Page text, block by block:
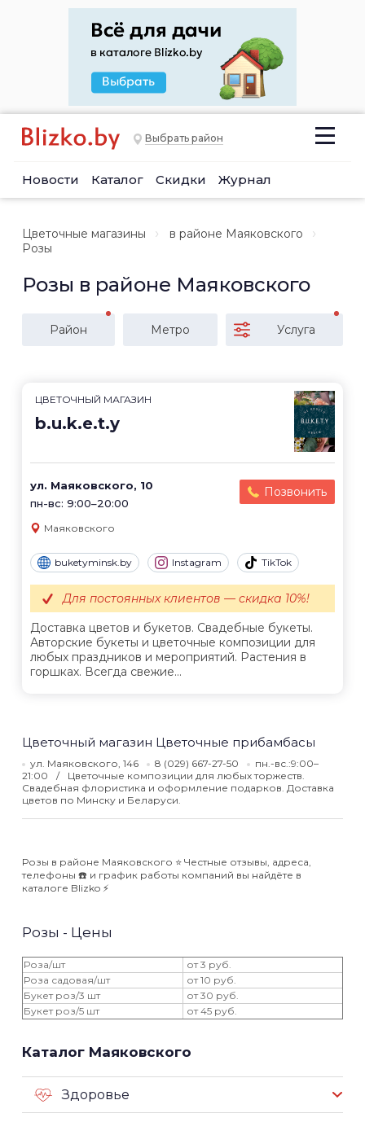
Выбрать район
Новости Каталог Скидки Журнал
Цветочные магазины
в районе Маяковского
Розы
Розы в районе Маяковского
Район Метро Услуга
ЦВЕТОЧНЫЙ МАГАЗИН
b.u.k.e.t.y
ул. Маяковского, 10
пн-вс: 9:00–20:00
Позвонить
Маяковского
buketyminsk.by Instagram TikTok
Доставка цветов и букетов. Свадебные букеты.
Авторские букеты и цветочные композиции для
любых праздников и мероприятий. Растения в
горшках. Всегда свежие...
Для постоянных клиентов — скидка 10%!
Цветочный магазин Цветочные прибамбасы
ул. Маяковского, 146 8 (029) 667-27-50
пн.-вс.:9:00–
21:00
Цветочные композиции для любых торжеств.
Свадебная флористика и оформление подарков. Доставка
цветов по Минску и Беларуси.
Розы в районе Маяковского ⭐️ Честные отзывы, адреса,
телефоны ☎️ и график работы компаний вы найдёте в
каталоге Blizko ⚡️
Розы - Цены
Роза/шт
от 3 руб.
Роза садовая/шт
от 10 руб.
Букет роз/3 шт
от 30 руб.
Букет роз/5 шт
от 45 руб.
Каталог Маяковского
Здоровье